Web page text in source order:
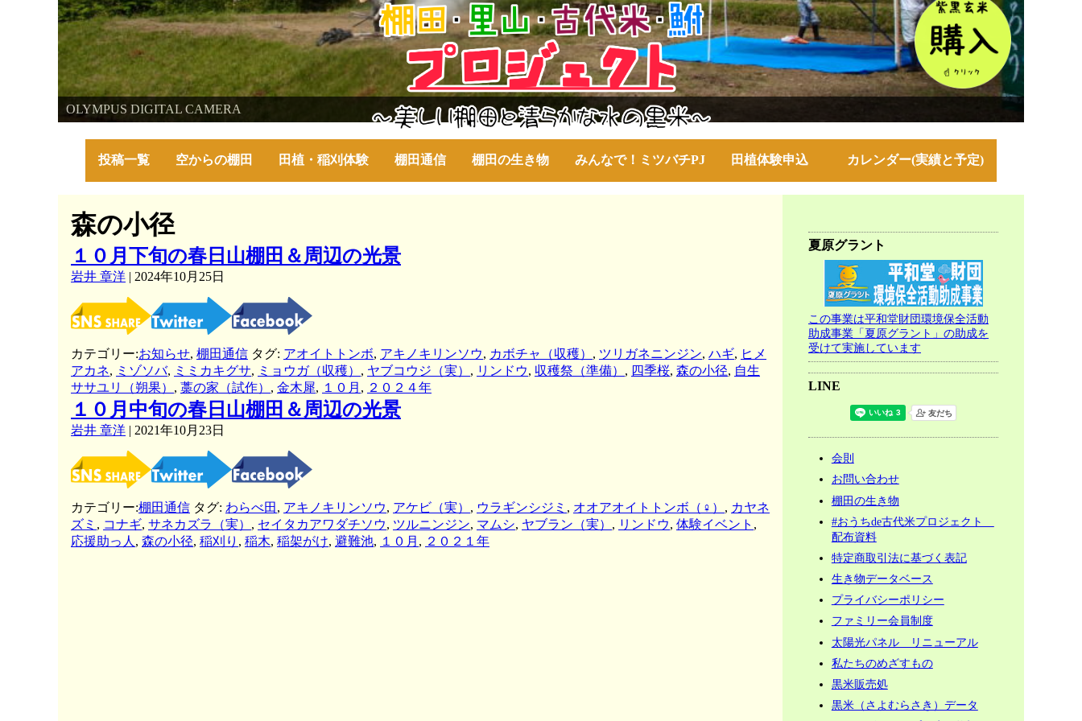
OLYMPUS DIGITAL CAMERA
OLYMPUS DIGITAL CAMERA
棚田・里山・古代米・鮒プロジェクト
投稿一覧 空からの棚田 田植・稲刈体験 棚田通信 棚田の生き物 みんなで！ミツバチPJ 田植体験申込 カレンダー(実績と予定)
森の小径
１０月下旬の春日山棚田＆周辺の光景
岩井 章洋 | 2024年10月25日
カテゴリー:お知らせ, 棚田通信 タグ: アオイトトンボ, アキノキリンソウ, カボチャ（収穫） , ツリガネニンジン, ハギ, ヒメ
アカネ, ミゾソバ, ミミカキグサ, ミョウガ（収穫） , ヤブコウジ（実） , リンドウ, 収穫祭（準備） , 四季桜, 森の小径, 自生
ササユリ（朔果） , 藁の家（試作） , 金木犀, １０月 , ２０２４年
１０月中旬の春日山棚田＆周辺の光景
岩井 章洋 | 2021年10月23日
カテゴリー:棚田通信 タグ: わらべ田 , アキノキリンソウ, アケビ（実） , ウラギンシジミ , オオアオイトトンボ（♀） , カヤネ
ズミ , コナギ, サネカズラ（実） , セイタカアワダチソウ, ツルニンジン, マムシ, ヤブラン（実） , リンドウ, 体験イベント ,
応援助っ人 , 森の小径, 稲刈り , 稲木, 稲架がけ, 避難池, １０月 , ２０２１年
夏原グラント
この事業は平和堂財団環境保全活動
助成事業「夏原グラント」の助成を
受けて実施しています
LINE
会則
お問い合わせ
棚田の生き物
#おうちde古代米プロジェクト
配布資料
特定商取引法に基づく表記
生き物データベース
プライバシーポリシー
ファミリー会員制度
太陽光パネル リニューアル
私たちのめざすもの
黒米販売処
黒米（さよむらさき）データ